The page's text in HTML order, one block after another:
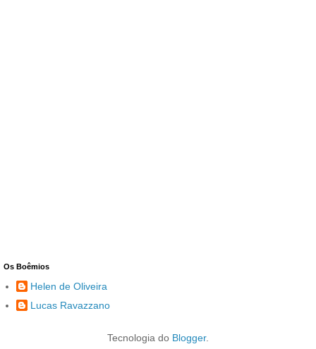
Os Boêmios
Helen de Oliveira
Lucas Ravazzano
Tecnologia do Blogger.